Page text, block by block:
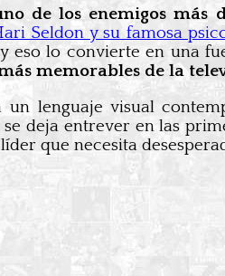
de los enemigos más
Seldon y su famosa
eso lo convierte en una
memorables de la
un lenguaje visual
se deja entrever en las
que necesita